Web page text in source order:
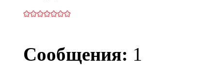
Сообщения: 1